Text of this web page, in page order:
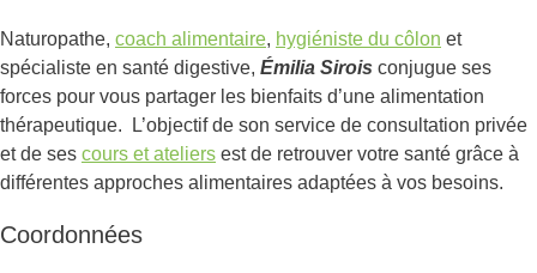
Naturopathe, coach alimentaire, hygiéniste du côlon et
spécialiste en santé digestive, Émilia Sirois conjugue ses
forces pour vous partager les bienfaits d’une alimentation
thérapeutique. L’objectif de son service de consultation privée
et de ses cours et ateliers est de retrouver votre santé grâce à
différentes approches alimentaires adaptées à vos besoins.
Coordonnées